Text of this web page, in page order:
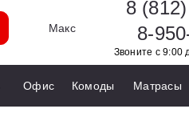
Макс
8
8-
Звоните с 9:00
Офис Комоды Матрасы